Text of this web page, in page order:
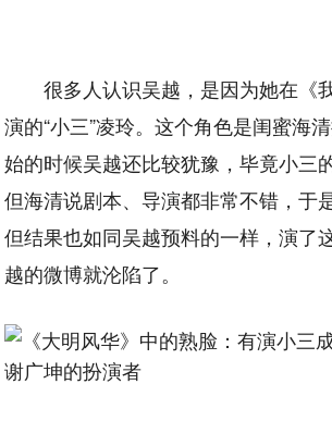
很多人认识吴越，是因为她在《
演的“小三”凌玲。这个角色是闺蜜海
始的时候吴越还比较犹豫，毕竟小三
但海清说剧本、导演都非常不错，于
但结果也如同吴越预料的一样，演了
越的微博就沦陷了。